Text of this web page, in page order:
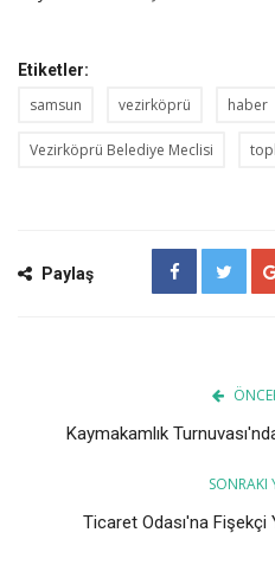
Etiketler:
samsun vezirköprü haber
Vezirköprü Belediye Meclisi
Paylaş
Kaymakamlık
SONRAKI
Ticaret Odası'na Fişekçi